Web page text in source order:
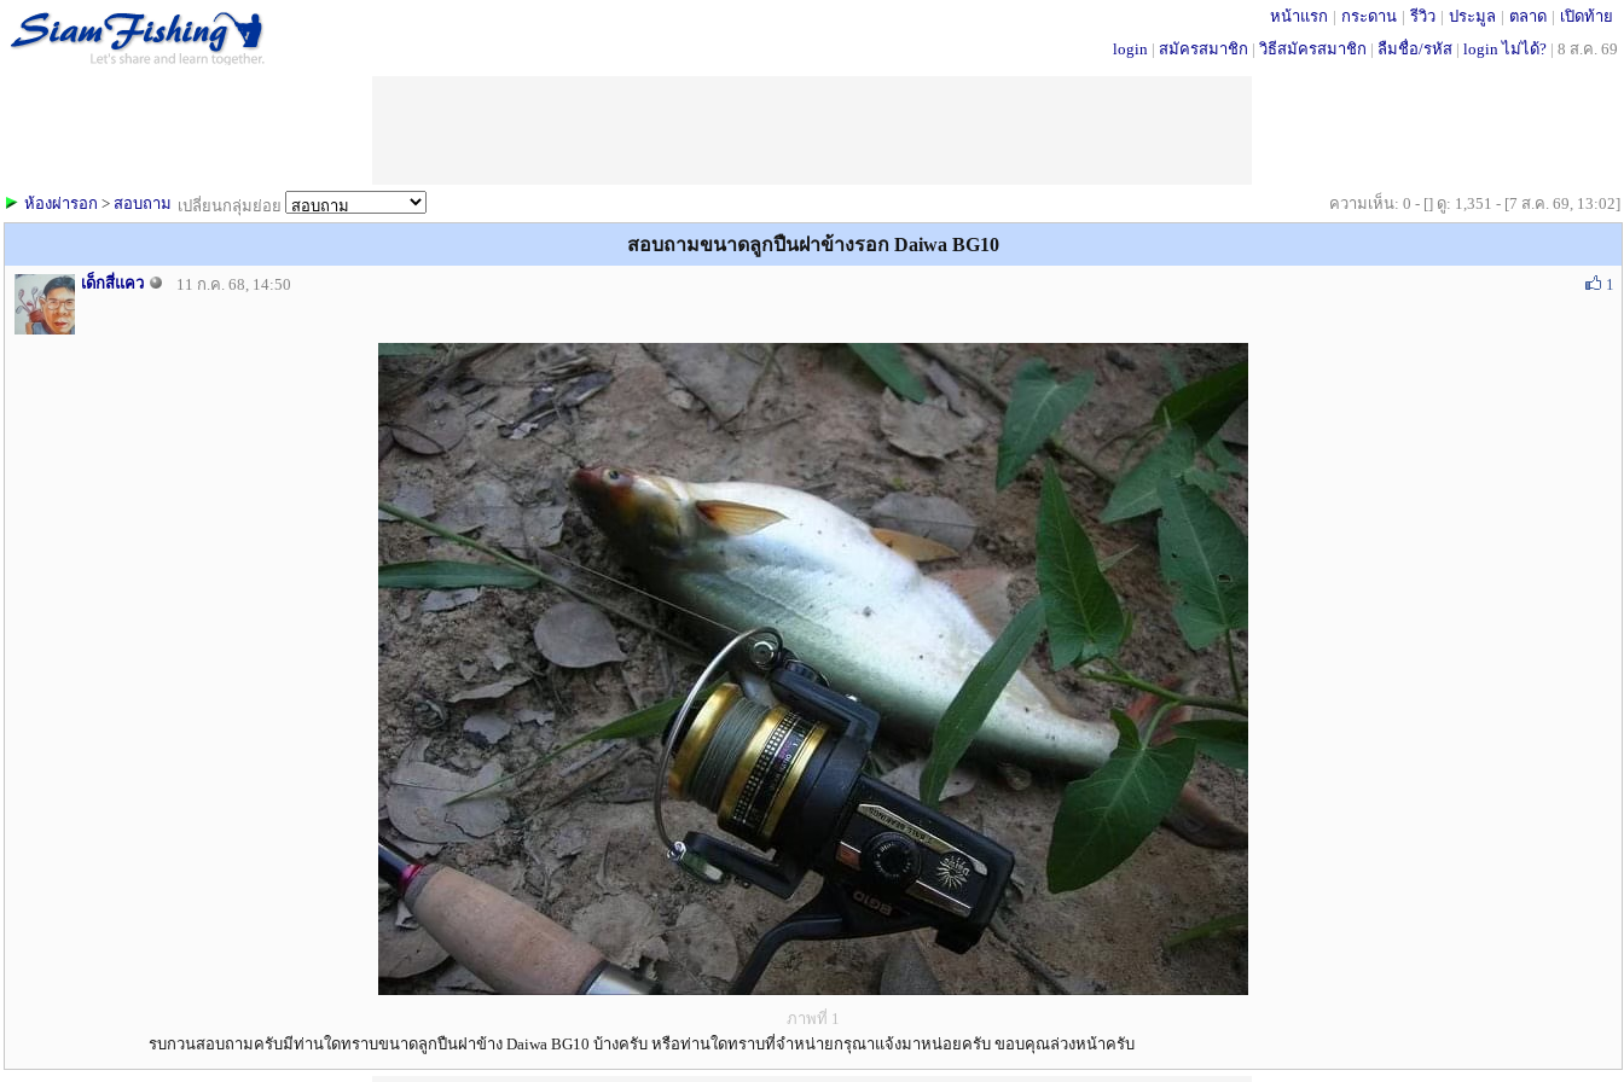
หน้าแรก | กระดาน | รีวิว | ประมูล | ตลาด | เปิดท้าย
login | สมัครสมาชิก | วิธีสมัครสมาชิก | ลืมชื่อ/รหัส | login ไม่ได้? | 8 ส.ค. 69
เปลี่ยนกลุ่มย่อย
ห้องผ่ารอก > สอบถาม ความเห็น: 0 - [] ดู: 1,351 - [7 ส.ค. 69, 13:02]
สอบถามขนาดลูกปืนฝาข้างรอก Daiwa BG10
เด็กสี่แคว 11 ก.ค. 68, 14:50 1
ภาพที่ 1
รบกวนสอบถามครับมีท่านใดทราบขนาดลูกปืนฝาข้าง Daiwa BG10 บ้างครับ หรือท่านใดทราบที่จำหน่ายกรุณาแจ้งมาหน่อยครับ ขอบคุณล่วงหน้าครับ